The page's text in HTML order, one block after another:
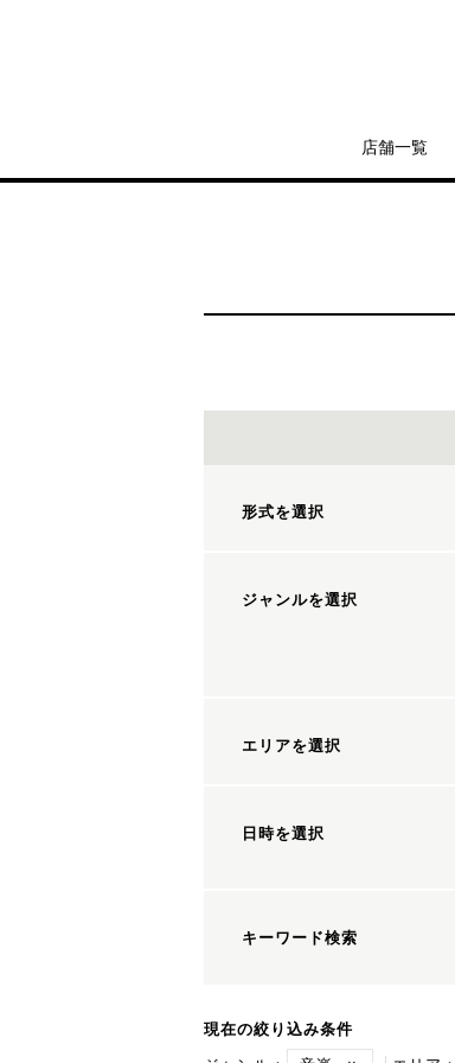
店舗一覧
形式を選択
ジャンルを選択
エリアを選択
日時を選択
キーワード検索
現在の絞り込み条件